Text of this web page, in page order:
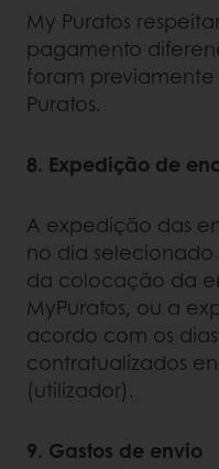
My Puratos
pagamento
foram
Puratos.
8. Expedição de
A expedição das
no dia
da colocação da
MyPuratos, ou a
acordo com os
contratualizados
(utilizador).
9. Gastos de envio